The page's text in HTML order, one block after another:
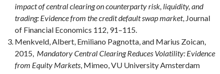
impact of central clearing on counterparty risk, liquidity, and
trading: Evidence from the credit default swap market, Journal
of Financial Economics 112, 91–115.
Menkveld, Albert, Emiliano Pagnotta, and Marius Zoican,
2015, Mandatory Central Clearing Reduces Volatility: Evidence
from Equity Markets, Mimeo, VU University Amsterdam